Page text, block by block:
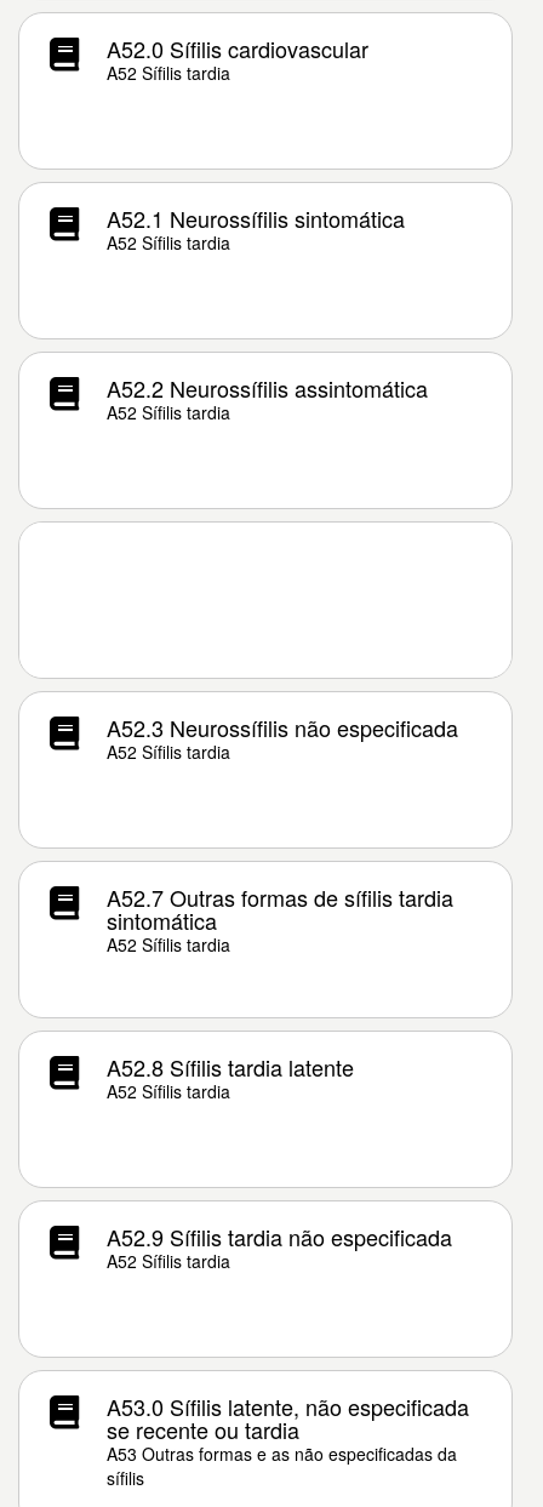
A52.0 Sífilis cardiovascular
A52 Sífilis tardia
A52.1 Neurossífilis sintomática
A52 Sífilis tardia
A52.2 Neurossífilis assintomática
A52 Sífilis tardia
A52.3 Neurossífilis não especificada
A52 Sífilis tardia
A52.7 Outras formas de sífilis tardia
sintomática
A52 Sífilis tardia
A52.8 Sífilis tardia latente
A52 Sífilis tardia
A52.9 Sífilis tardia não especificada
A52 Sífilis tardia
A53.0 Sífilis latente, não especificada
se recente ou tardia
A53 Outras formas e as não especificadas da
sífilis